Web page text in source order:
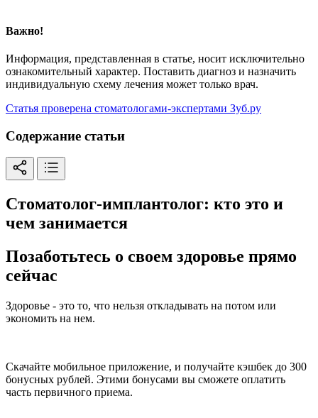
Важно!
Информация, представленная в статье, носит исключительно
ознакомительный характер. Поставить диагноз и назначить
индивидуальную схему лечения может только врач.
Статья проверена стоматологами-экспертами Зуб.ру
Содержание статьи
Стоматолог-имплантолог: кто это и
чем занимается
Позаботьтесь о своем здоровье прямо
сейчас
Здоровье - это то, что нельзя откладывать на потом или
экономить на нем.
Скачайте мобильное приложение, и получайте кэшбек до 300
бонусных рублей. Этими бонусами вы сможете оплатить
часть первичного приема.